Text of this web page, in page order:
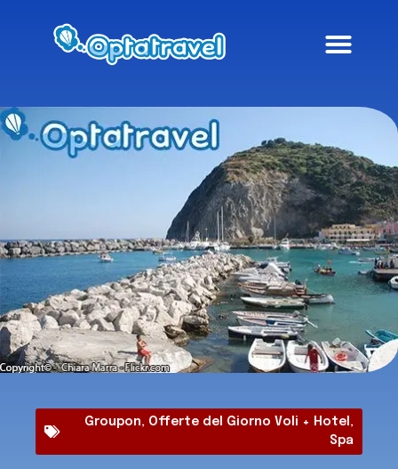
Groupon, Offerte del Giorno Voli + Hotel ,
Spa